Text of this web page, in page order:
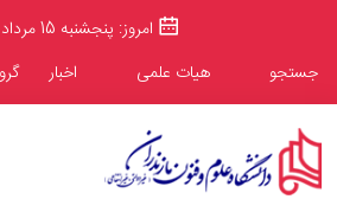
امروز: پنجشنبه 15 مرداد 1405
جستجو
هیات علمی اخبار